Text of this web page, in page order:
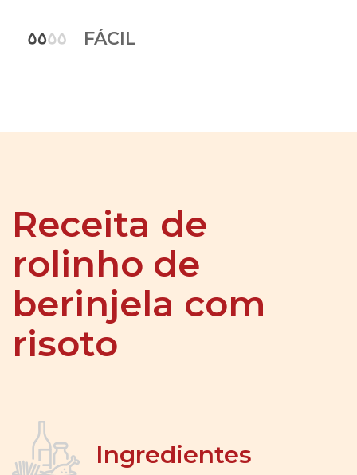
FÁCIL
Receita de
rolinho de
berinjela com
risoto
Ingredientes